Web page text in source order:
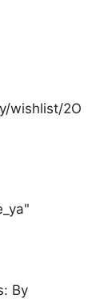
wishlist/2O
By